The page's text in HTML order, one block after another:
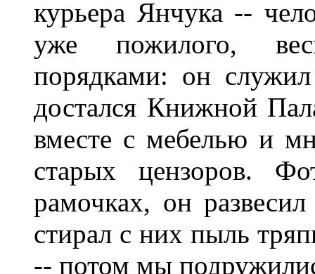
курьера Янчука --
уже пожилого,
порядками: он
достался Книжной
вместе с мебелью и
старых цензоров.
рамочках, он
стирал с них пыль
-- потом мы